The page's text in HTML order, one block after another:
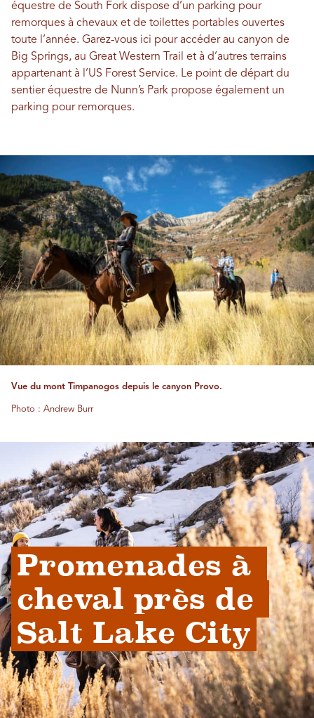
équestre de South Fork dispose d’un parking pour
remorques à chevaux et de toilettes portables ouvertes
toute l’année. Garez-vous ici pour accéder au canyon de
Big Springs, au Great Western Trail et à d’autres terrains
appartenant à l’US Forest Service. Le point de départ du
sentier équestre de Nunn’s Park propose également un
parking pour remorques.
Vue du mont Timpanogos depuis le canyon Provo.
Photo : Andrew Burr
Promenades à
cheval près de
Salt Lake City